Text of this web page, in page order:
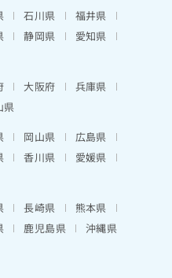
石川県
福井県
静岡県
愛知県
大阪府
兵庫県
県
岡山県
広島県
香川県
愛媛県
長崎県
熊本県
鹿児島県 沖縄県